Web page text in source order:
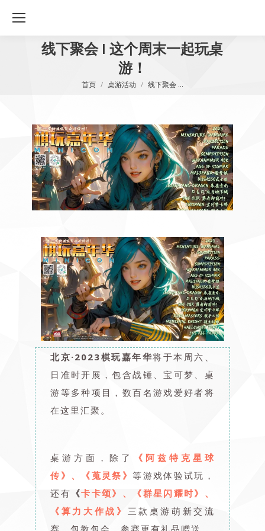
线下聚会 I 这个周末一起玩桌
游！
您在这里：
首页 桌游活动 线下聚会 …
北京·2023棋玩嘉年华将于本周六、
日准时开展，包含战锤、宝可梦、桌
游等多种项目，数百名游戏爱好者将
在这里汇聚。
桌游方面，除了
《阿兹特克星球
传》、《蒐灵祭》等游戏体验试玩，
还有 《卡卡颂》、《群星闪耀时》、
《算力大作战》 三款桌游萌新交流
赛，包教包会，参赛更有礼品赠送。